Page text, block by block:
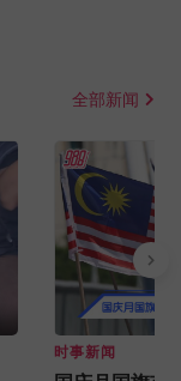
全部新闻
时事新闻